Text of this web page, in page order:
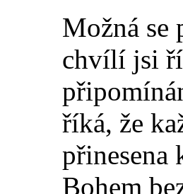
Možná se
chvílí jsi
říká, že
přinesena
Bohem